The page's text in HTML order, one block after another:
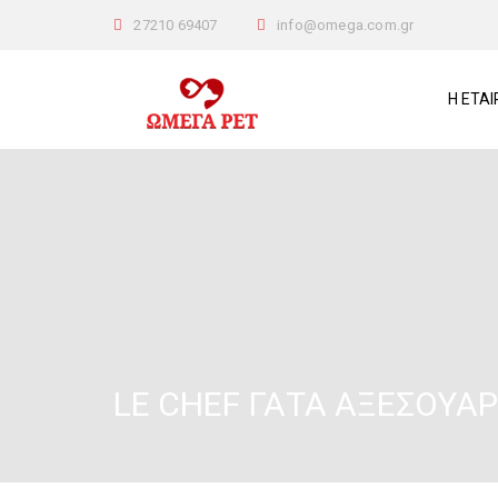
27210 69407 info@omega.com.gr
Η
LE CHEF ΓΆΤΑ